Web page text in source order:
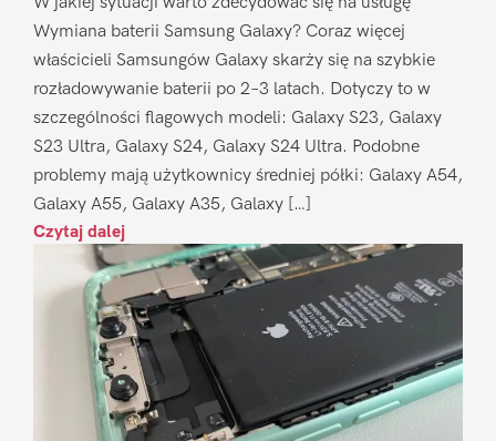
Wymiana baterii Samsung Galaxy? Coraz więcej
właścicieli Samsungów Galaxy skarży się na szybkie
rozładowywanie baterii po 2–3 latach. Dotyczy to w
szczególności flagowych modeli: Galaxy S23, Galaxy
S23 Ultra, Galaxy S24, Galaxy S24 Ultra. Podobne
problemy mają użytkownicy średniej półki: Galaxy A54,
Galaxy A55, Galaxy A35, Galaxy […]
Czytaj dalej